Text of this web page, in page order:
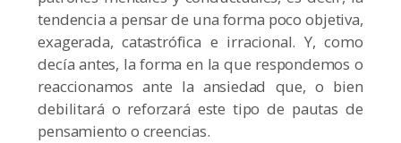
tendencia a pensar de una forma poco objetiva,
exagerada, catastrófica e irracional. Y, como
decía antes, la forma en la que respondemos o
reaccionamos ante la ansiedad que, o bien
debilitará o reforzará este tipo de pautas de
pensamiento o creencias.